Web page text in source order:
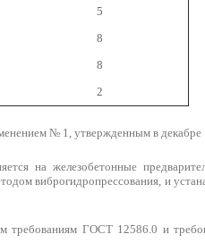
5
8
8
2
№ 1, утвержденным в декабре
на железобетонные
виброгидропрессования, и
требованиям ГОСТ 12586.0 и